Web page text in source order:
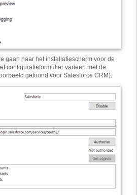
gaan naar het installatiescherm voor de
configuratieformulier varieert met de
getoond voor Salesforce CRM):